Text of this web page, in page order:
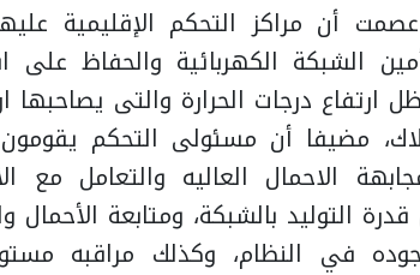
أن مراكز التحكم الإقليمية
الشبكة الكهربائية والحفاظ على
ارتفاع درجات الحرارة والتى يصاحبها
مضيفا أن مسئولى التحكم
الاحمال العاليه والتعامل مع
التوليد بالشبكة، ومتابعة
في النظام، وكذلك مراقبه